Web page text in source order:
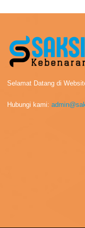
Selamat Datang di
Hubungi kami: